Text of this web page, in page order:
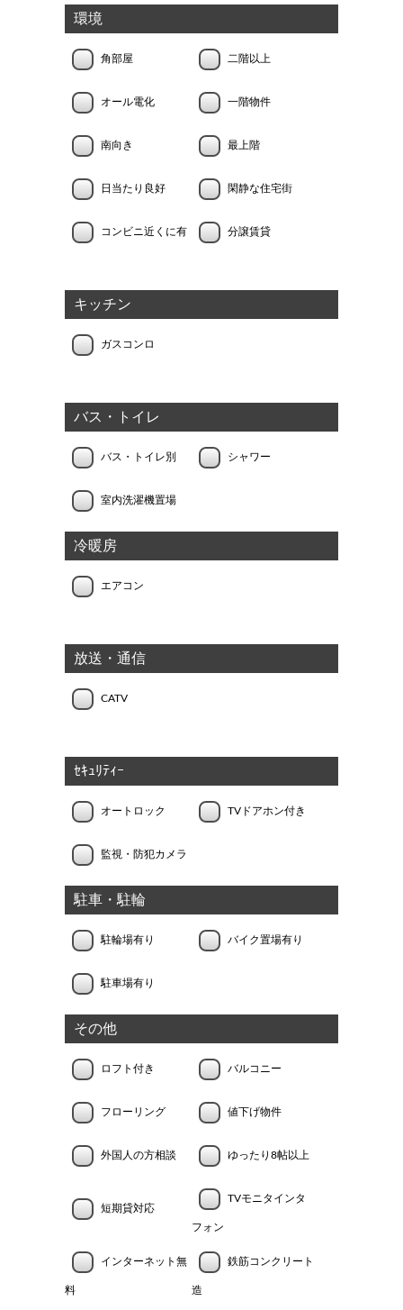
環境
角部屋 二階以上
オール電化 一階物件
南向き 最上階
日当たり良好 閑静な住宅街
コンビニ近くに有 分譲賃貸
キッチン
ガスコンロ
バス・トイレ
バス・トイレ別 シャワー
室内洗濯機置場
冷暖房
エアコン
放送・通信
CATV
ｾｷｭﾘﾃｨｰ
オートロック TVドアホン付き
監視・防犯カメラ
駐車・駐輪
駐輪場有り バイク置場有り
駐車場有り
その他
ロフト付き バルコニー
フローリング 値下げ物件
外国人の方相談 ゆったり8帖以上
短期貸対応
TVモニタインタ
フォン
インターネット無
料
鉄筋コンクリート
造